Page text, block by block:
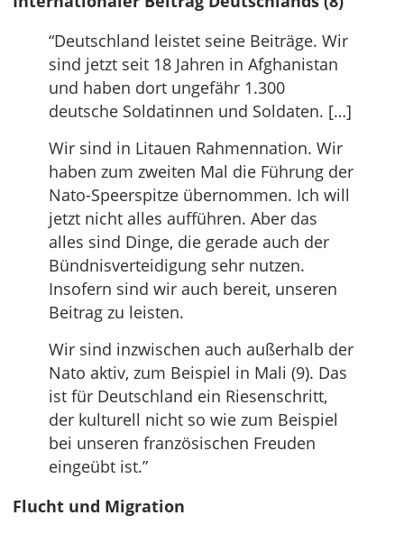
“Deutschland leistet seine Beiträge. Wir
sind jetzt seit 18 Jahren in Afghanistan
und haben dort ungefähr 1.300
deutsche Soldatinnen und Soldaten. […]
Wir sind in Litauen Rahmennation. Wir
haben zum zweiten Mal die Führung der
Nato-Speerspitze übernommen. Ich will
jetzt nicht alles aufführen. Aber das
alles sind Dinge, die gerade auch der
Bündnisverteidigung sehr nutzen.
Insofern sind wir auch bereit, unseren
Beitrag zu leisten.
Wir sind inzwischen auch außerhalb der
Nato aktiv, zum Beispiel in Mali (9). Das
ist für Deutschland ein Riesenschritt,
der kulturell nicht so wie zum Beispiel
bei unseren französischen Freuden
eingeübt ist.”
Flucht und Migration